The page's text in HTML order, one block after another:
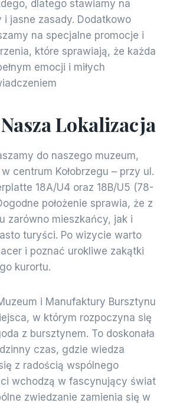
dlatego stawiamy na
jasne zasady. Dodatkowo
na specjalne promocje i
które sprawiają, że każda
emocji i miłych
Nasza Lokalizacja
do naszego muzeum,
centrum Kołobrzegu – przy ul.
18A/U4 oraz 18B/U5 (78-
położenie sprawia, że z
zarówno mieszkańcy, jak i
turyści. Po wizycie warto
i poznać urokliwe zakątki
kurortu.
i Manufaktury Bursztynu
w którym rozpoczyna się
z bursztynem. To doskonała
czas, gdzie wiedza
z radością wspólnego
wchodzą w fascynujący świat
zwiedzanie zamienia się w